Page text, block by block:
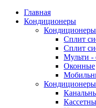
Главная
Кондиционеры
Сплит
Сплит
Мульти -
Оконные